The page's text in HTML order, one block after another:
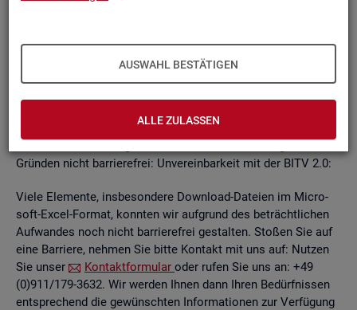
AUSWAHL BESTÄTIGEN
ALLE ZULASSEN
kon­ti­nu­ier­lich durch­ge­führt wer­den.
Die Web­sei­ten sind mit den ge­nann­ten An­for­de­run­gen teil­
Grün­den nicht bar­rie­re­frei: Un­ver­ein­bar­keit mit der BITV 2.0:
Viele Ele­men­te, ins­be­son­de­re Down­load-Da­tei­en im Mi­cro­
soft-Excel-For­mat, konn­ten wir auf­grund des be­trächt­li­chen
Auf­wan­des noch nicht bar­rie­re­frei ge­stal­ten. Sto­ßen Sie auf
eine Bar­rie­re, neh­men Sie bitte Kon­takt mit uns auf: Nut­zen
Sie unser
Kon­takt­for­mu­lar oder rufen Sie uns an: +49
(0)911/179-3632. Wir wer­den Ihnen dann Ihren Be­dürf­nis­sen
ent­spre­chend die ge­wünsch­ten In­for­ma­tio­nen zur Ver­fü­gung